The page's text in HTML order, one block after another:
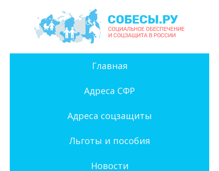
Главная
Адреса СФР
Адреса соцзащиты
Льготы и пособия
Новости